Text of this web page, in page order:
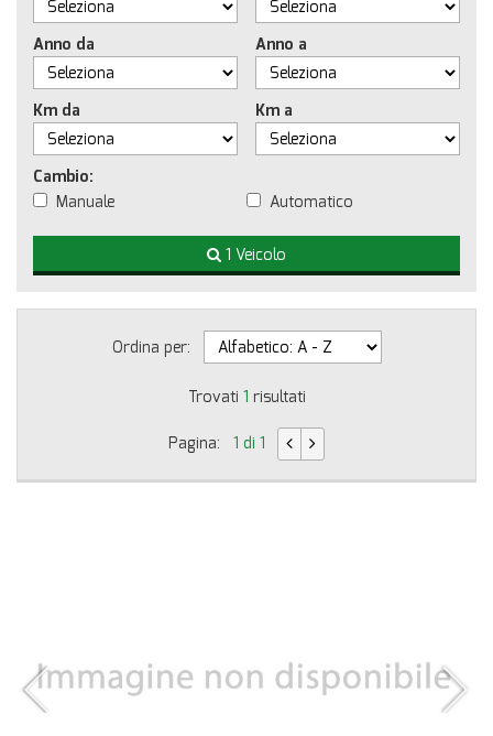
Anno da Anno a
Km da Km a
Cambio:
Manuale
Automatico
1 Veicolo
Ordina per:
Trovati 1 risultati
Pagina: 1 di 1